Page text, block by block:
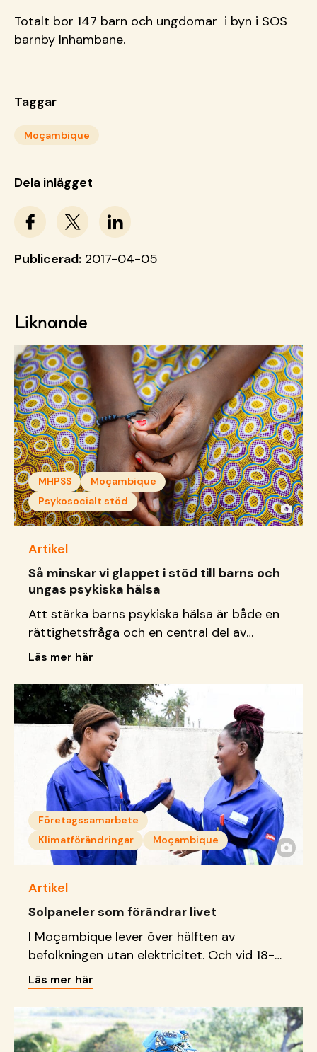
Totalt bor 147 barn och ungdomar i byn i SOS
barnby Inhambane.
Taggar
Moçambique
Dela inlägget
Publicerad: 2017-04-05
Liknande
MHPSS
Moçambique
Psykosocialt stöd
Artikel
Så minskar vi glappet i stöd till barns och
ungas psykiska hälsa
Att stärka barns psykiska hälsa är både en
rättighetsfråga och en central del av
hållbar samhällsutveckling.
Läs mer här
Företagssamarbete
Klimatförändringar
Moçambique
Artikel
Solpaneler som förändrar livet
I Moçambique lever över hälften av
befolkningen utan elektricitet. Och vid 18-
tiden blir det kolsvart. Två familjer som
hittills levt utan elektricitet är Ezedias och
Cacildas. De går SOS Barnbyars
yrkesutbildning i montering av solpaneler
och hoppas kunna bidra både till mer
Läs mer här